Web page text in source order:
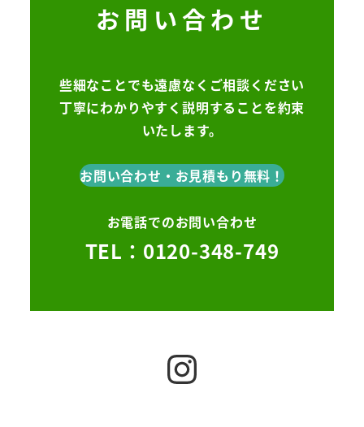
お問い合わせ
些細なことでも遠慮なくご相談ください
丁寧にわかりやすく説明することを約束
いたします。
お問い合わせ・お見積もり無料！
お電話でのお問い合わせ
TEL：0120-348-749
Instagram